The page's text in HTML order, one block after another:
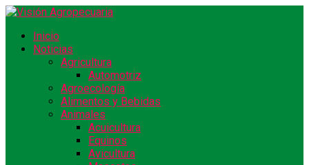
Inicio
Noticias
Agricultura
Automotriz
Agroecología
Alimentos y Bebidas
Animales
Acuicultura
Equinos
Avicultura